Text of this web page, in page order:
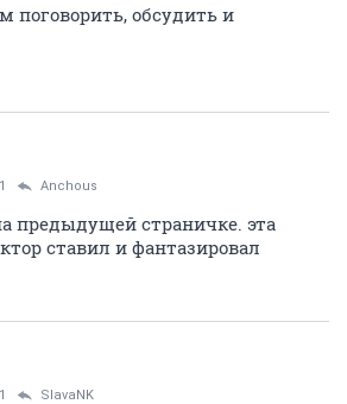
поговорить, обсудить и
Anchous
предыдущей страничке. эта
ставил и фантазировал
SlavaNK